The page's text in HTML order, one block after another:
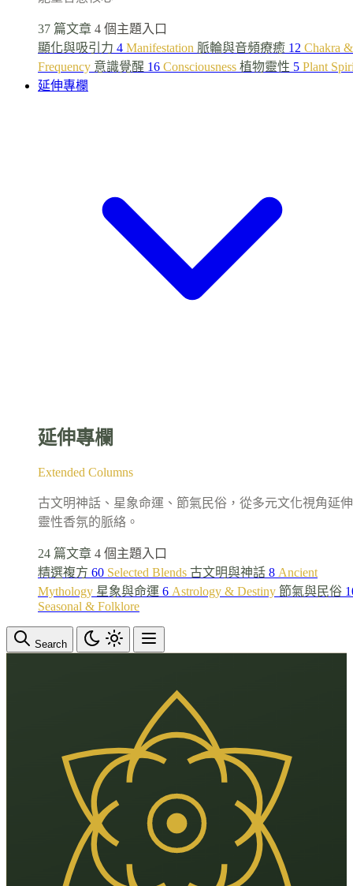
37 篇文章 4 個主題入口
顯化與吸引力 4 Manifestation 脈輪與音頻療癒 12 Chakra &
Frequency 意識覺醒 16 Consciousness 植物靈性 5 Plant
延伸專欄
延伸專欄
Extended Columns
古文明神話、星象命運、節氣民俗，從多元文化視角延伸
靈性香氛的脈絡。
24 篇文章 4 個主題入口
精選複方 60 Selected Blends 古文明與神話 8 Ancient
Mythology 星象與命運 6 Astrology & Destiny 節氣與民俗
Seasonal & Folklore
Search